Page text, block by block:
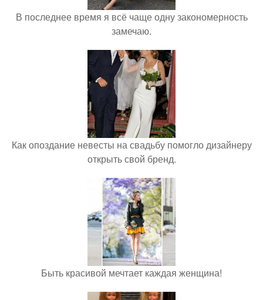
В последнее время я всё чаще одну закономерность
замечаю.
Как опоздание невесты на свадьбу помогло дизайнеру
открыть свой бренд.
Быть красивой мечтает каждая женщина!